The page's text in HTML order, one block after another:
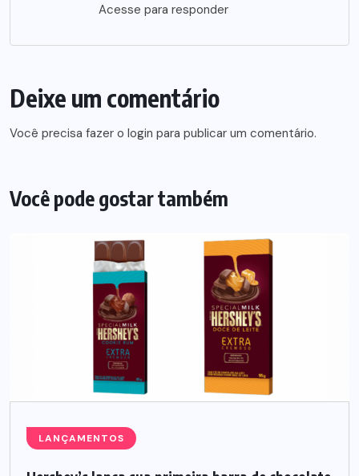
Acesse para responder
Deixe um comentário
Você precisa fazer o login para publicar um comentário.
Você pode gostar também
LANÇAMENTOS